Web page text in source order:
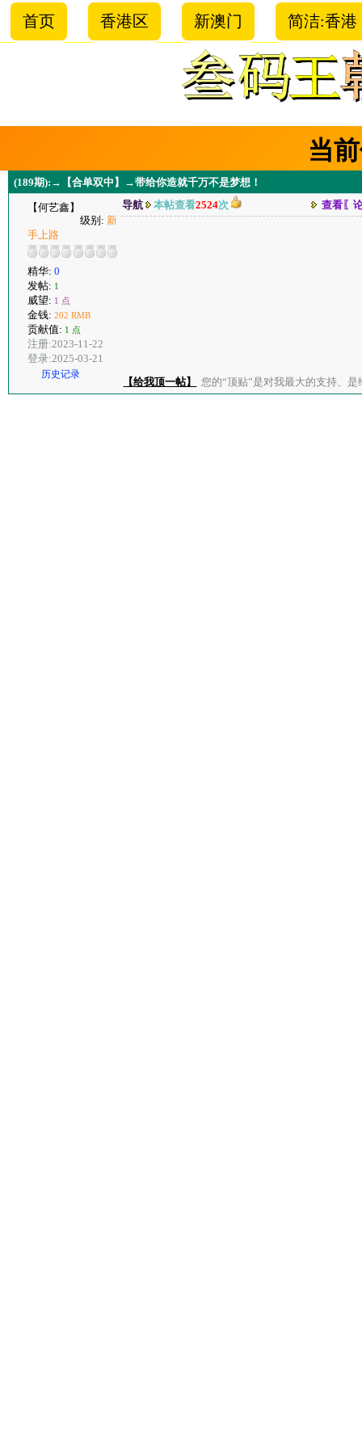
首页 香港区 新澳门 简洁:香港
当
(189期):→【合单双中】→带给你造就千万不是梦想！
【何艺鑫】
级别: 新
手上路
精华: 0
发帖: 1
威望: 1 点
金钱: 202 RMB
贡献值: 1 点
注册:2023-11-22
登录:2025-03-21
历史记录
导航 本帖查看2524次 查看〖
【给我顶一帖】 您的“顶贴”是对我最大的支持、